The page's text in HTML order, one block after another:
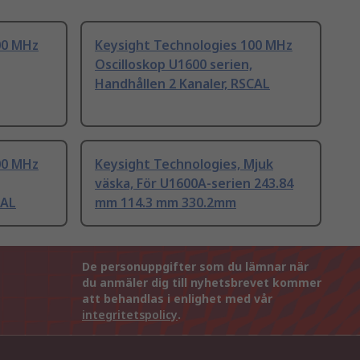
MHz
Keysight Technologies 100 MHz
Oscilloskop U1600 serien,
Handhållen 2 Kanaler, RSCAL
MHz
Keysight Technologies, Mjuk
väska, För U1600A-serien 243.84
mm 114.3 mm 330.2mm
De personuppgifter som du lämnar när
du anmäler dig till nyhetsbrevet kommer
att behandlas i enlighet med vår
integritetspolicy.